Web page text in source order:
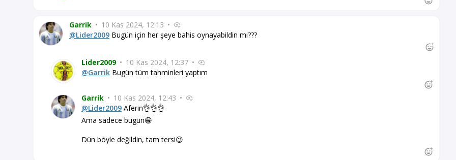
Garrik • 10 Kas 2024, 12:13 •
@Lider2009 Bugün için her şeye bahis oynayabildin mi???
Lider2009 • 10 Kas 2024, 12:37 •
@Garrik Bugün tüm tahminleri yaptım
Garrik • 10 Kas 2024, 12:43 •
@Lider2009 Aferin👌👌👌
Ama sadece bugün😁
Dün böyle değildin, tam tersi😉